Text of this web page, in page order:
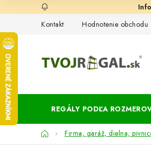
na
Kontakt
Hodnotenie obchodu
REGÁLY PODĽA
DomovFirma, garáž, dielna,